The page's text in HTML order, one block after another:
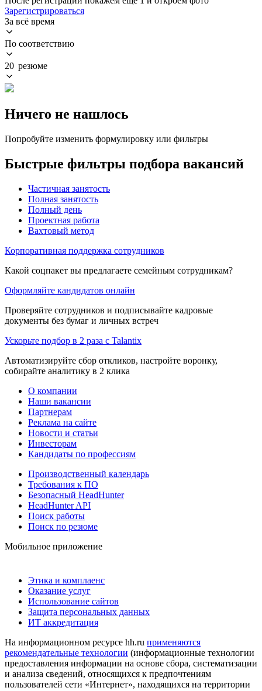
Зарегистрироваться
За всё время
По соответствию
20 резюме
Ничего не нашлось
Попробуйте изменить формулировку или фильтры
Быстрые фильтры подбора вакансий
Частичная занятость
Полная занятость
Полный день
Проектная работа
Вахтовый метод
Корпоративная поддержка сотрудников
Какой соцпакет вы предлагаете семейным сотрудникам?
Оформляйте кандидатов онлайн
Проверяйте сотрудников и подписывайте кадровые
документы без бумаг и личных встреч
Ускорьте подбор в 2 раза с Talantix
Автоматизируйте сбор откликов, настройте воронку,
собирайте аналитику в 2 клика
О компании
Наши вакансии
Партнерам
Реклама на сайте
Новости и статьи
Инвесторам
Кандидаты по профессиям
Производственный календарь
Требования к ПО
Безопасный HeadHunter
HeadHunter API
Поиск работы
Поиск по резюме
Мобильное приложение
Этика и комплаенс
Оказание услуг
Использование сайтов
Защита персональных данных
ИТ аккредитация
На информационном ресурсе hh.ru применяются
рекомендательные технологии (информационные технологии
предоставления информации на основе сбора, систематизации
и анализа сведений, относящихся к предпочтениям
пользователей сети «Интернет», находящихся на территории